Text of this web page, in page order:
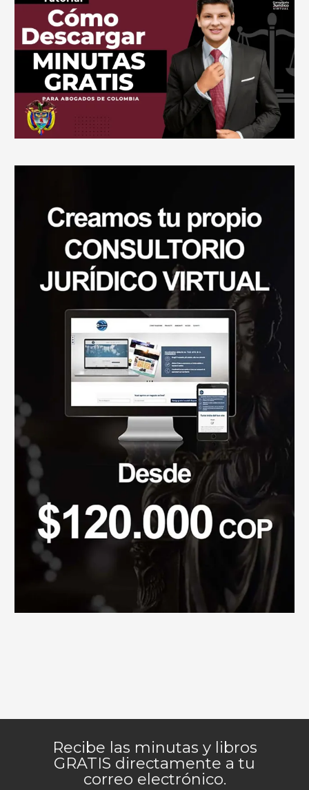
Recibe las minutas y libros
GRATIS directamente a tu
correo electrónico.